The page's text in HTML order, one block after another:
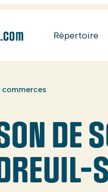
Répertoire
commerces
DE